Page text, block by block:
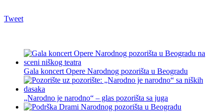
Tweet
Gala koncert Opere Narodnog pozorišta u Beogradu
„Narodno je narodno“ – glas pozorišta sa juga